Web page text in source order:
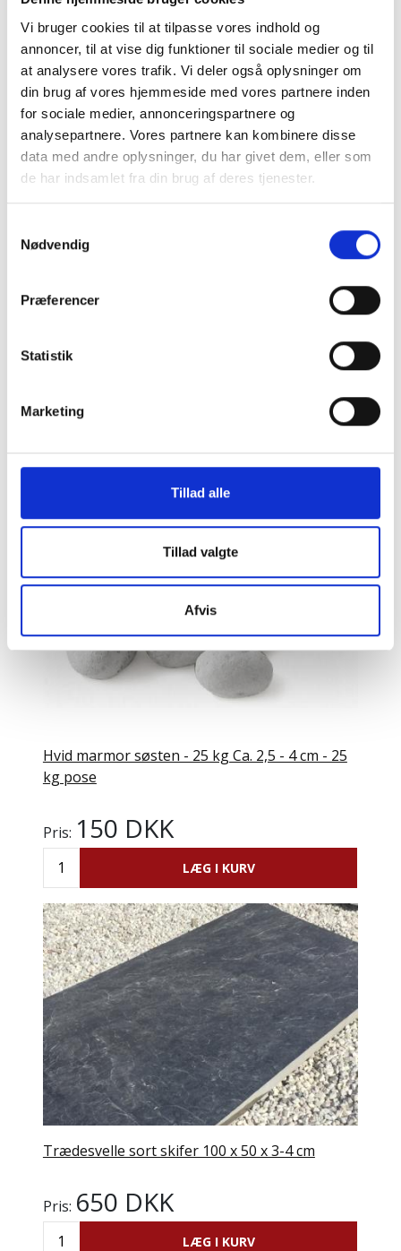
Vi bruger cookies til at tilpasse vores indhold og
annoncer, til at vise dig funktioner til sociale medier og til
at analysere vores trafik. Vi deler også oplysninger om
din brug af vores hjemmeside med vores partnere inden
for sociale medier, annonceringspartnere og
analysepartnere. Vores partnere kan kombinere disse
data med andre oplysninger, du har givet dem, eller som
de har indsamlet fra din brug af deres tjenester.
Nødvendig
Præferencer
Statistik
Marketing
Tillad alle
Tillad valgte
Afvis
Trædesvelle sort skifer 100 x 50 x 3-4 cm
Pris:650 DKK
LÆG I KURV
LÆG I KURV
Hvid marmor søsten - 25 kg Ca. 2,5 - 4 cm - 25
kg pose
Pris: 150 DKK
LÆG I KURV
Trædesvelle sort skifer 100 x 50 x 3-4 cm
Pris: 650 DKK
LÆG I KURV